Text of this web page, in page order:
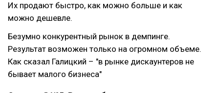
Их продают быстро, как можно больше и как
можно дешевле.
Безумно конкурентный рынок в демпинге.
Результат возможен только на огромном объеме.
Как сказал Галицкий – "в рынке дискаунтеров не
бывает малого бизнеса"